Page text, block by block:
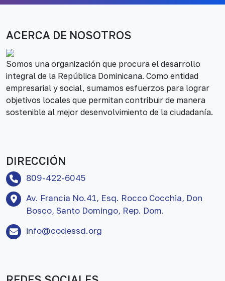
ACERCA DE NOSOTROS
Somos una organización que procura el desarrollo
integral de la República Dominicana. Como entidad
empresarial y social, sumamos esfuerzos para lograr
objetivos locales que permitan contribuir de manera
sostenible al mejor desenvolvimiento de la ciudadanía.
DIRECCIÓN
809-422-6045
Av. Francia No.41, Esq. Rocco Cocchia, Don
Bosco, Santo Domingo, Rep. Dom.
info@codessd.org